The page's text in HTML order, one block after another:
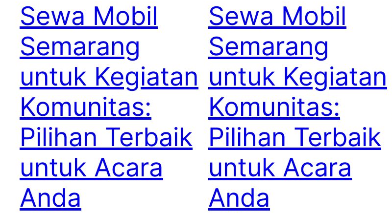
Sewa Mobil
Semarang
untuk Kegiatan
Komunitas:
Pilihan Terbaik
untuk Acara
Anda
Sewa Mobil
Semarang
untuk Kegiatan
Komunitas:
Pilihan Terbaik
untuk Acara
Anda